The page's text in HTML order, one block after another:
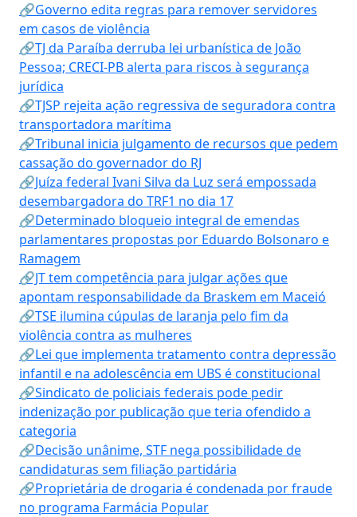
🔗Governo edita regras para remover servidores
em casos de violência
🔗TJ da Paraíba derruba lei urbanística de João
Pessoa; CRECI-PB alerta para riscos à segurança
jurídica
🔗TJSP rejeita ação regressiva de seguradora contra
transportadora marítima
🔗Tribunal inicia julgamento de recursos que pedem
cassação do governador do RJ
🔗Juíza federal Ivani Silva da Luz será empossada
desembargadora do TRF1 no dia 17
🔗Determinado bloqueio integral de emendas
parlamentares propostas por Eduardo Bolsonaro e
Ramagem
🔗JT tem competência para julgar ações que
apontam responsabilidade da Braskem em Maceió
🔗TSE ilumina cúpulas de laranja pelo fim da
violência contra as mulheres
🔗Lei que implementa tratamento contra depressão
infantil e na adolescência em UBS é constitucional
🔗Sindicato de policiais federais pode pedir
indenização por publicação que teria ofendido a
categoria
🔗Decisão unânime, STF nega possibilidade de
candidaturas sem filiação partidária
🔗Proprietária de drogaria é condenada por fraude
no programa Farmácia Popular